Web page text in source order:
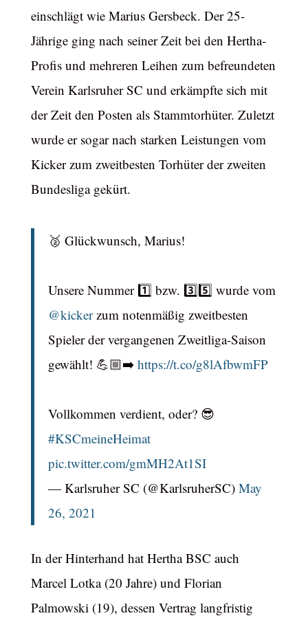
einschlägt wie Marius Gersbeck. Der 25-
Jährige ging nach seiner Zeit bei den Hertha-
Profis und mehreren Leihen zum befreundeten
Verein Karlsruher SC und erkämpfte sich mit
der Zeit den Posten als Stammtorhüter. Zuletzt
wurde er sogar nach starken Leistungen vom
Kicker zum zweitbesten Torhüter der zweiten
Bundesliga gekürt.
🥈 Glückwunsch, Marius!
Unsere Nummer 1️⃣ bzw. 3️⃣5️⃣ wurde vom
@kickerzum notenmäßig zweitbesten
Spieler der vergangenen Zweitliga-Saison
gewählt! 💪🏼➡️ https://t.co/g8lAfbwmFP
Vollkommen verdient, oder? 😎
#KSCmeineHeimat
pic.twitter.com/gmMH2At1SI
— Karlsruher SC (@KarlsruherSC) May
26, 2021
In der Hinterhand hat Hertha BSC auch
Marcel Lotka (20 Jahre) und Florian
Palmowski (19), dessen Vertrag langfristig